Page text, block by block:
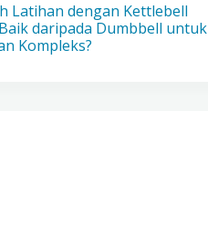
Latihan dengan Kettlebell
daripada Dumbbell untuk
Kompleks?